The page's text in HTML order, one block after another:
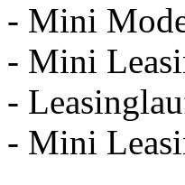
- Mini
- Mini
-
- Mini